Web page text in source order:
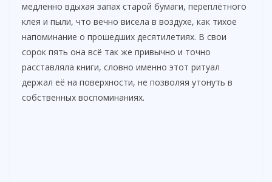
медленно вдыхая запах старой бумаги, переплётного
клея и пыли, что вечно висела в воздухе, как тихое
напоминание о прошедших десятилетиях. В свои
сорок пять она всё так же привычно и точно
расставляла книги, словно именно этот ритуал
держал её на поверхности, не позволяя утонуть в
собственных воспоминаниях.